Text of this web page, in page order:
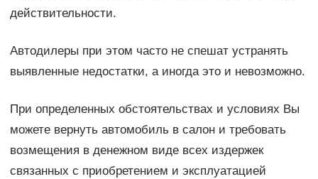
действительности.
Автодилеры при этом часто не спешат устранять
выявленные недостатки, а иногда это и невозможно.
При определенных обстоятельствах и условиях Вы
можете вернуть автомобиль в салон и требовать
возмещения в денежном виде всех издержек
связанных с приобретением и эксплуатацией